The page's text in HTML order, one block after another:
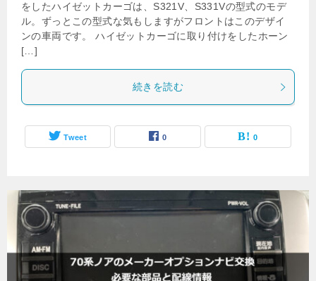
をしたハイゼットカーゴは、S321V、S331Vの型式のモデ
ル。ずっとこの型式な気もしますがフロントはこのデザイ
ンの車両です。 ハイゼットカーゴに取り付けをしたホーン
[…]
続きを読む
Tweet 0 0